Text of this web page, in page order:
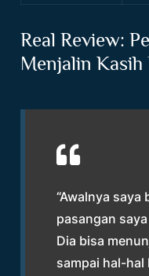
Real Review:
Menjalin Kasih
“Awalnya
pasangan
Dia bisa
sampai hal-hal